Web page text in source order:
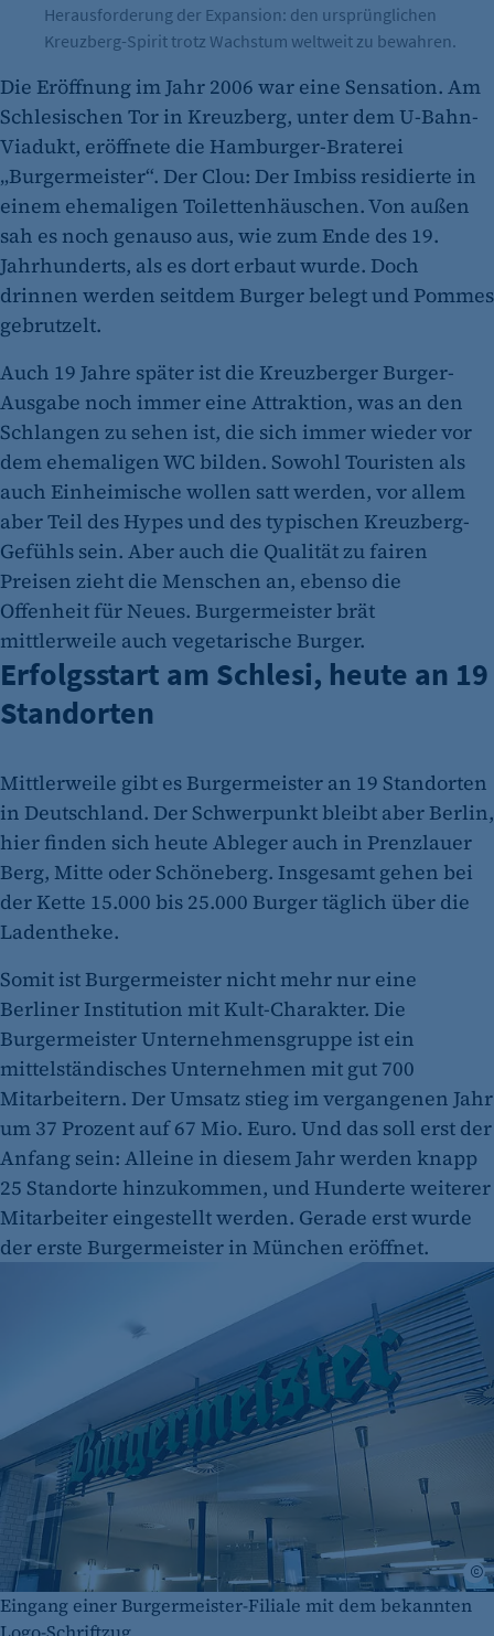
Herausforderung der Expansion: den ursprünglichen
Kreuzberg-Spirit trotz Wachstum weltweit zu bewahren.
Die Eröffnung im Jahr 2006 war eine Sensation. Am
Schlesischen Tor in Kreuzberg, unter dem U-Bahn-
Viadukt, eröffnete die Hamburger-Braterei
„Burgermeister“. Der Clou: Der Imbiss residierte in
einem ehemaligen Toilettenhäuschen. Von außen
sah es noch genauso aus, wie zum Ende des 19.
Jahrhunderts, als es dort erbaut wurde. Doch
drinnen werden seitdem Burger belegt und Pommes
gebrutzelt.
Auch 19 Jahre später ist die Kreuzberger Burger-
Ausgabe noch immer eine Attraktion, was an den
Schlangen zu sehen ist, die sich immer wieder vor
dem ehemaligen WC bilden. Sowohl Touristen als
auch Einheimische wollen satt werden, vor allem
aber Teil des Hypes und des typischen Kreuzberg-
Gefühls sein. Aber auch die Qualität zu fairen
Preisen zieht die Menschen an, ebenso die
Offenheit für Neues. Burgermeister brät
mittlerweile auch vegetarische Burger.
Erfolgsstart am Schlesi, heute an 19
Standorten
Mittlerweile gibt es Burgermeister an 19 Standorten
in Deutschland. Der Schwerpunkt bleibt aber Berlin,
hier finden sich heute Ableger auch in Prenzlauer
Berg, Mitte oder Schöneberg. Insgesamt gehen bei
der Kette 15.000 bis 25.000 Burger täglich über die
Ladentheke.
Somit ist Burgermeister nicht mehr nur eine
Berliner Institution mit Kult-Charakter. Die
Burgermeister Unternehmensgruppe ist ein
mittelständisches Unternehmen mit gut 700
Mitarbeitern. Der Umsatz stieg im vergangenen Jahr
um 37 Prozent auf 67 Mio. Euro. Und das soll erst der
Anfang sein: Alleine in diesem Jahr werden knapp
25 Standorte hinzukommen, und Hunderte weiterer
Mitarbeiter eingestellt werden. Gerade erst wurde
der erste Burgermeister in München eröffnet.
Eingang einer Burgermeister-Filiale mit dem bekannten